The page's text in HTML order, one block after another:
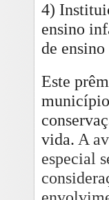
4)
ensino
de
Este
município
vida. A
especial